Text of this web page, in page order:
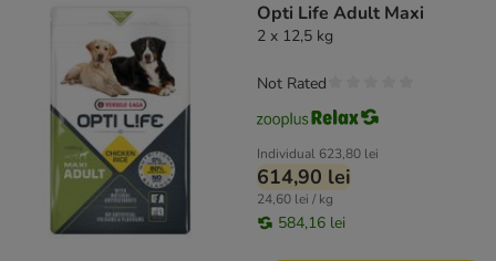
Opti Life Adult Maxi
2 x 12,5 kg
Individual 623,80 lei
614,90 lei
24,60 lei / kg
584,16 lei
Not Rated